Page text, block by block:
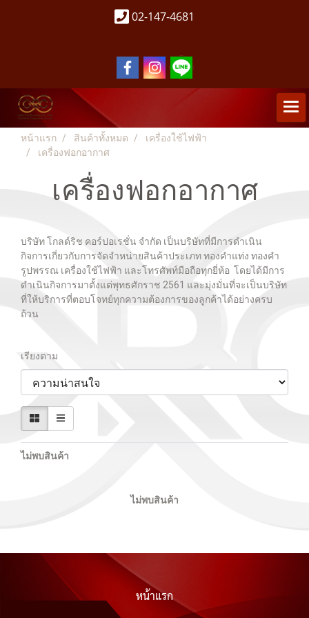
02-147-4681
หน้าแรก สินค้าทั้งหมด
เครื่องใช้ไฟฟ้า
เครื่องฟอกอากาศ
เครื่องฟอกอากาศ
บริษัท โกลด์ริช คอร์ปอเรชั่น จำกัด เป็นบริษัทที่มีการดำเนิน
กิจการเกี่ยวกับการจัดจำหน่ายสินค้าประเภท ทองคำแท่ง ทองคำ
รูปพรรณ เครื่องใช้ไฟฟ้า และโทรศัพท์มือถือทุกยี่ห้อ โดยได้มีการ
ดำเนินกิจการมาตั้งแต่พุทธศักราช 2561 และมุ่งมั่นที่จะเป็นบริษัท
ที่ให้บริการที่ตอบโจทย์ทุกความต้องการของลูกค้าได้อย่างครบ
ถ้วน
เรียงตาม
ไม่พบสินค้า
ไม่พบสินค้า
หน้าแรก